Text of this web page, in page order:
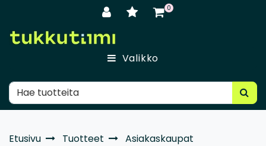
0
Valikko
Etusivu Tuotteet
Asiakaskaupat